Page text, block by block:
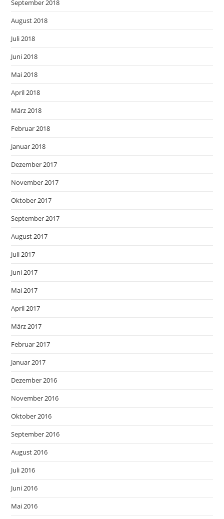
September 2018
August 2018
Juli 2018
Juni 2018
Mai 2018
April 2018
März 2018
Februar 2018
Januar 2018
Dezember 2017
November 2017
Oktober 2017
September 2017
August 2017
Juli 2017
Juni 2017
Mai 2017
April 2017
März 2017
Februar 2017
Januar 2017
Dezember 2016
November 2016
Oktober 2016
September 2016
August 2016
Juli 2016
Juni 2016
Mai 2016